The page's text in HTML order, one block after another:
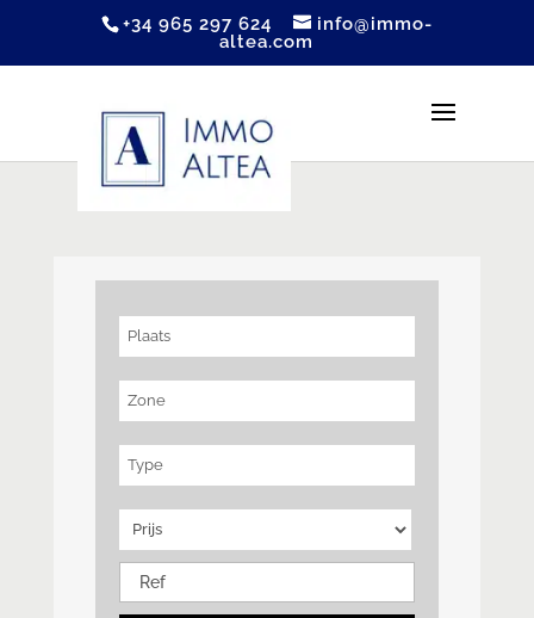
+34 965 297 624
info@immo-
altea.com
Plaats
Zone
Type